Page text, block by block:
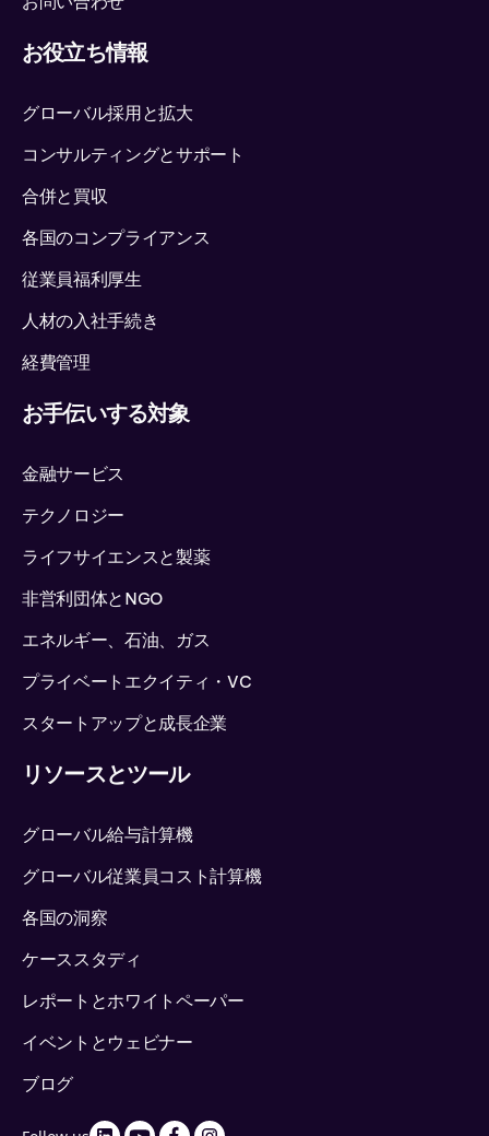
お役立ち情報
グローバル採用と拡大
コンサルティングとサポート
合併と買収
各国のコンプライアンス
従業員福利厚生
人材の入社手続き
経費管理
お手伝いする対象
金融サービス
テクノロジー
ライフサイエンスと製薬
非営利団体とNGO
エネルギー、石油、ガス
プライベートエクイティ・VC
スタートアップと成長企業
リソースとツール
グローバル給与計算機
グローバル従業員コスト計算機
各国の洞察
ケーススタディ
レポートとホワイトペーパー
イベントとウェビナー
ブログ